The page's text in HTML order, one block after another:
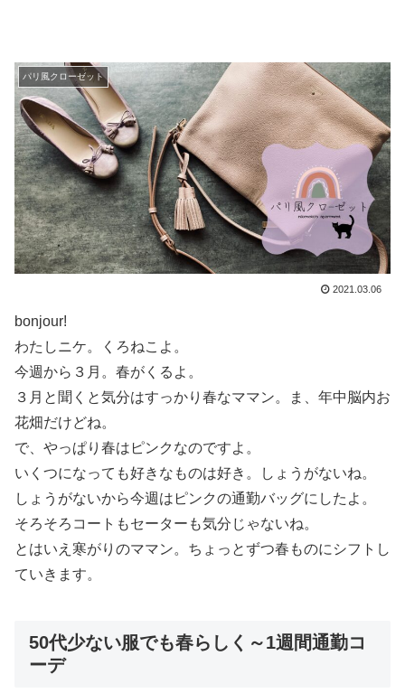
パリ風クローゼット
2021.03.06
bonjour!
わたしニケ。くろねこよ。
今週から３月。春がくるよ。
３月と聞くと気分はすっかり春なママン。ま、年中脳内お
花畑だけどね。
で、やっぱり春はピンクなのですよ。
いくつになっても好きなものは好き。しょうがないね。
しょうがないから今週はピンクの通勤バッグにしたよ。
そろそろコートもセーターも気分じゃないね。
とはいえ寒がりのママン。ちょっとずつ春ものにシフトし
ていきます。
50代少ない服でも春らしく～1週間通勤コ
ーデ